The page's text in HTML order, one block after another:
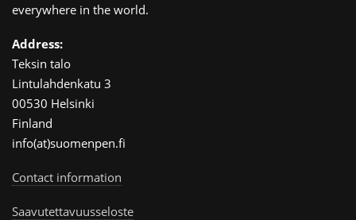
everywhere in the world.
Address:
Teksin talo
Lintulahdenkatu 3
00530 Helsinki
Finland
info(at)suomenpen.fi
Contact information
Saavutettavuusseloste